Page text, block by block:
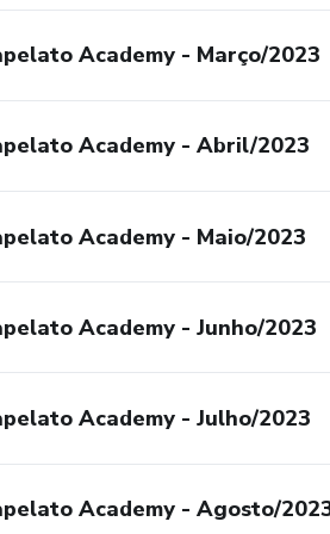
Academy - Março/2023
Academy - Abril/2023
Academy - Maio/2023
Academy - Junho/2023
Academy - Julho/2023
Academy - Agosto/